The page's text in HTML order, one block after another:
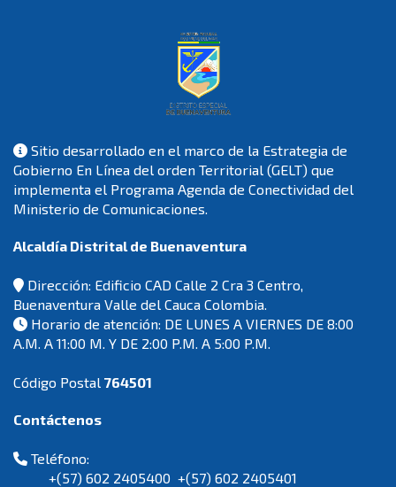
Sitio desarrollado en el marco de la Estrategia de
Gobierno En Línea del orden Territorial (GELT) que
implementa el Programa Agenda de Conectividad del
Ministerio de Comunicaciones.
Alcaldía Distrital de Buenaventura
Dirección: Edificio CAD Calle 2 Cra 3 Centro,
Buenaventura Valle del Cauca Colombia.
Horario de atención: DE LUNES A VIERNES DE 8:00
A.M. A 11:00 M. Y DE 2:00 P.M. A 5:00 P.M.
Código Postal 764501
Contáctenos
Teléfono:
+(57) 602 2405400 +(57) 602 2405401